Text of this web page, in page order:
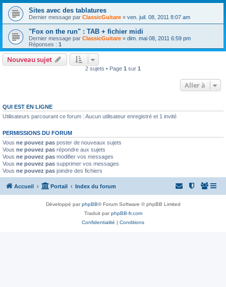
Sites avec des tablatures
Dernier message par ClassicGuitare « ven. juil. 08, 2011 8:07 am
"Fox on the run" : TAB + fichier midi
Dernier message par ClassicGuitare « dim. mai 08, 2011 6:59 pm
Réponses : 1
Nouveau sujet
2 sujets • Page 1 sur 1
Aller à
QUI EST EN LIGNE
Utilisateurs parcourant ce forum : Aucun utilisateur enregistré et 1 invité
PERMISSIONS DU FORUM
Vous ne pouvez pas poster de nouveaux sujets
Vous ne pouvez pas répondre aux sujets
Vous ne pouvez pas modifier vos messages
Vous ne pouvez pas supprimer vos messages
Vous ne pouvez pas joindre des fichiers
Accueil Portail Index du forum
Développé parphpBB® Forum Software © phpBB Limited
Traduit parphpBB-fr.com
Confidentialité | Conditions